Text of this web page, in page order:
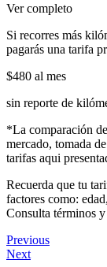
Ver completo
Si recorres más
pagarás una tarifa
$480 al mes
sin reporte de
*La comparación
mercado, tomada
tarifas aqui
Recuerda que tu
factores como:
Consulta términos
Previous
Next